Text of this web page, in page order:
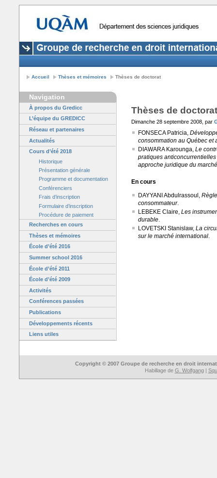
Accueil Thèses et mémoires Thèses de doctorat
Navigation
À propos du Gredicc
L’équipe du GREDICC
Réseau et partenaires
Actualités
Cours d’été 2018
Historique
Présentation générale
Programme et documentation
Conférenciers
Frais d’inscription
Formulaire d’inscription
Procédure de paiement
Recherches en cours
Thèses et mémoires
École d’été 2016
Summer school 2016
École d’été 2011
École d’été 2009
Activités
Conférences passées
Publications
Développements récents
Liens utiles
Thèses de doctorat
Dimanche 28 septembre 2008, par
FONSECA Patricia,
consommation au Québec et
DIAWARA Karounga, Le
pratiques
approche juridique du marché
En cours
DAYYANI Abdulrassoul,
consommateur.
LEBEKE Claire, Les
durable.
LOVETSKI Stanislaw, La
sur le marché international.
Copyright © 2007 Groupe de recherche en droit
Habillage de G. Wolfgang|